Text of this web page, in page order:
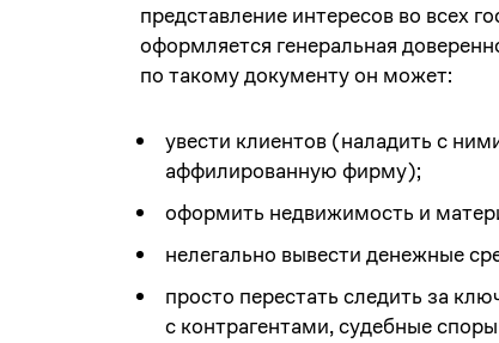
представление интересов во всех
оформляется генеральная
по такому документу он может:
увести клиентов (наладить с
аффилированную фирму);
оформить недвижимость и
нелегально вывести денежные
просто перестать следить за
с контрагентами, судебные